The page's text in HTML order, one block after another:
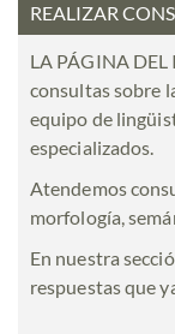
REALIZAR
LA PÁGINA
consultas sobre
equipo de
especializados.
Atendemos
morfología,
En nuestra
respuestas que